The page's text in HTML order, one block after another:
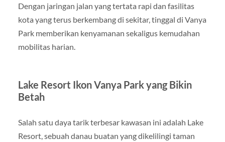
Dengan jaringan jalan yang tertata rapi dan fasilitas
kota yang terus berkembang di sekitar, tinggal di Vanya
Park memberikan kenyamanan sekaligus kemudahan
mobilitas harian.
Lake Resort Ikon Vanya Park yang Bikin
Betah
Salah satu daya tarik terbesar kawasan ini adalah Lake
Resort, sebuah danau buatan yang dikelilingi taman